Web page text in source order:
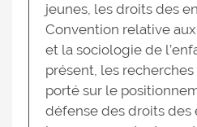
jeunes, les droits des
Convention relative
et la sociologie de
présent, les
porté sur le
défense des droits des